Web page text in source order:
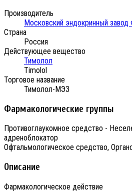
Производитель
Московский эндокринный
Страна
Россия
Действующее вещество
Тимолол
Timolol
Торговое название
Тимолол-МЭЗ
Фармакологические группы
Противоглаукомное средство -
адреноблокатор
Офтальмологическое средство,
Описание
Фармакологическое действие